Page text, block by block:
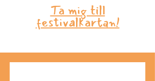
Ta mig till
festivalkartan!